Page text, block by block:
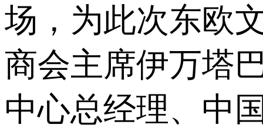
场，为此次东欧
商会主席伊万塔
中心总经理、中